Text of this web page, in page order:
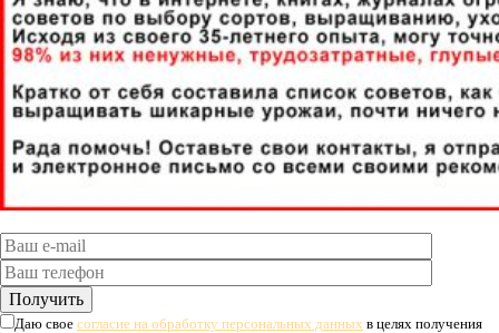
Даю свое согласие на обработку персональных данных в целях получения